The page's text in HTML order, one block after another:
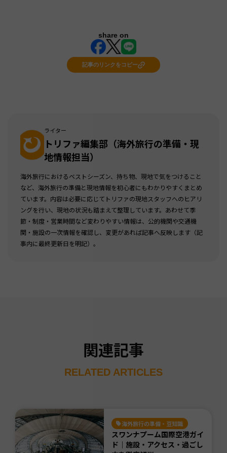
share on
記事のリンクをコピー
ライター
トリファ編集部（海外旅行の準備・現
地情報担当）
海外旅行におけるベストシーズン、持ち物、現地で気をつけること
など、海外旅行の準備と現地情報を初心者にもわかりやすくまとめ
ています。内容は必要に応じてトリファの現地スタッフへのヒアリ
ングを行い、現地の状況も踏まえて整理しています。あわせて季
節・制度・営業時間など変わりやすい情報は、公的機関や交通機
関・施設の一次情報を確認し、変更があれば記事へ反映します（記
事内に最終更新日を明記）。
関連記事
RELATED ARTICLES
海外旅行の準備・豆知識
スワンナプーム国際空港ガイ
ド｜施設・アクセス・過ごし